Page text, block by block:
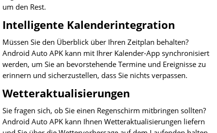
um den Rest.
Intelligente Kalenderintegration
Müssen Sie den Überblick über Ihren Zeitplan behalten?
Android Auto APK kann mit Ihrer Kalender-App synchronisiert
werden, um Sie an bevorstehende Termine und Ereignisse zu
erinnern und sicherzustellen, dass Sie nichts verpassen.
Wetteraktualisierungen
Sie fragen sich, ob Sie einen Regenschirm mitbringen sollten?
Android Auto APK kann Ihnen Wetteraktualisierungen liefern